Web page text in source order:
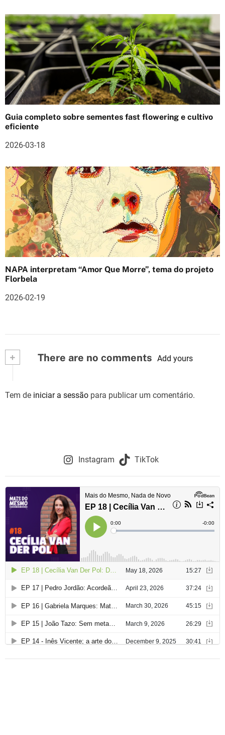
t
i
g
o
s
Guia completo sobre sementes fast flowering e cultivo
eficiente
2026-03-18
NAPA interpretam “Amor Que Morre”, tema do projeto
Florbela
2026-02-19
+ There are no comments Add yours
Tem de iniciar a sessão para publicar um comentário.
Instagram TikTok